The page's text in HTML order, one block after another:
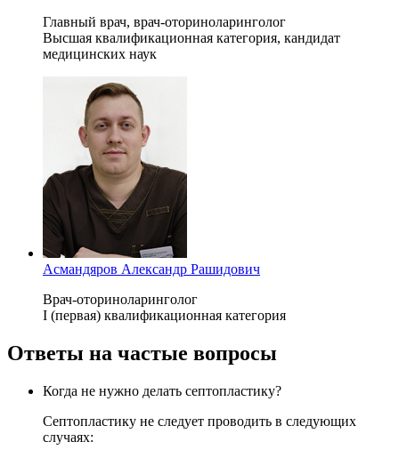
Главный врач, врач-оториноларинголог
Высшая квалификационная категория, кандидат
медицинских наук
Асмандяров Александр Рашидович
Врач-оториноларинголог
I (первая) квалификационная категория
Ответы на частые вопросы
Когда не нужно делать септопластику?
Септопластику не следует проводить в следующих
случаях: